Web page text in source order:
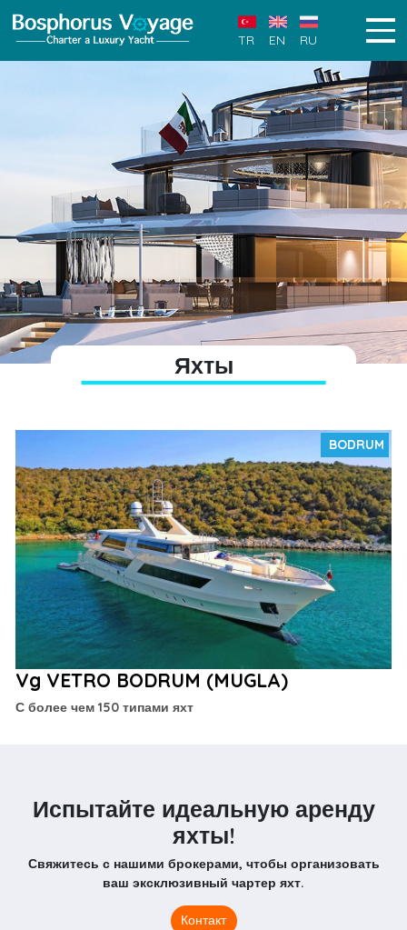
TR EN RU
Яхты
BODRUM
Vg VETRO BODRUM (MUGLA)
С более чем 150 типами яхт
Испытайте идеальную аренду
яхты!
Свяжитесь с нашими брокерами, чтобы организовать
ваш эксклюзивный чартер яхт.
Контакт